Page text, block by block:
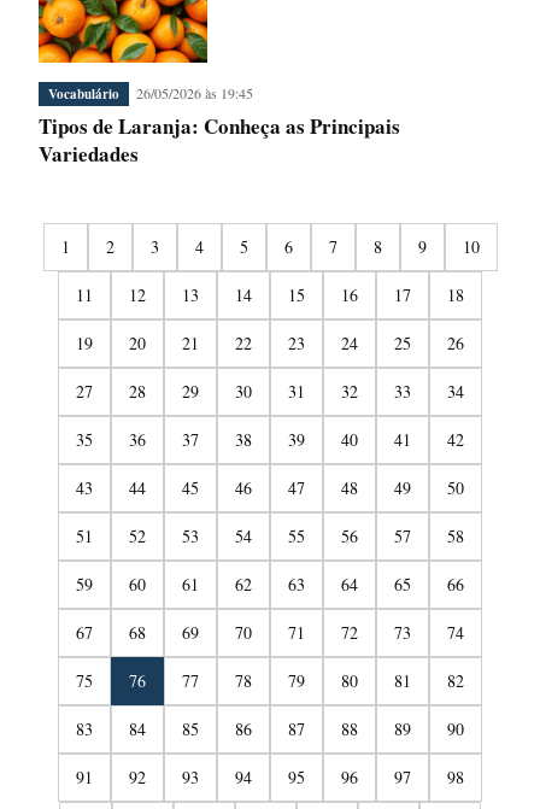
Vocabulário 26/05/2026 às 19:45
Tipos de Laranja: Conheça as Principais
Variedades
1 2 3 4 5 6 7 8 9 10
11 12 13 14 15 16 17 18
19 20 21 22 23 24 25 26
27 28 29 30 31 32 33 34
35 36 37 38 39 40 41 42
43 44 45 46 47 48 49 50
51 52 53 54 55 56 57 58
59 60 61 62 63 64 65 66
67 68 69 70 71 72 73 74
75 76 77 78 79 80 81 82
83 84 85 86 87 88 89 90
91 92 93 94 95 96 97 98